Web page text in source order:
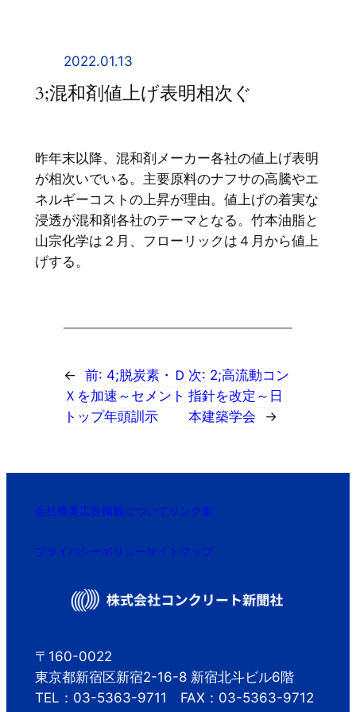
2022.01.13
3;混和剤値上げ表明相次ぐ
昨年末以降、混和剤メーカー各社の値上げ表明
が相次いでいる。主要原料のナフサの高騰やエ
ネルギーコストの上昇が理由。値上げの着実な
浸透が混和剤各社のテーマとなる。竹本油脂と
山宗化学は２月、フローリックは４月から値上
げする。
← 前: 4;脱炭素・Ｄ
Ｘを加速～セメント
トップ年頭訓示
次: 2;高流動コン
指針を改定～日
本建築学会
→
会社概要広告掲載について リンク集
プライバシーポリシーサイトマップ
〒160-0022
東京都新宿区新宿2-16-8 新宿北斗ビル6階
TEL：03-5363-9711 FAX：03-5363-9712